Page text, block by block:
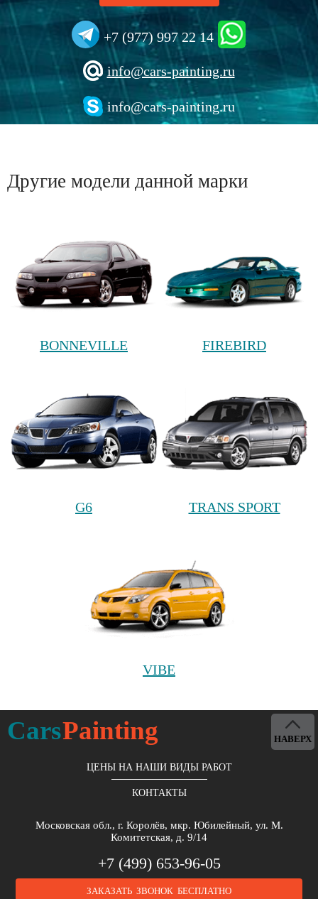
+7 (977) 997 22 14
info@cars-painting.ru
info@cars-painting.ru
Другие модели данной марки
BONNEVILLE FIREBIRD
G6 TRANS SPORT
VIBE
CarsPainting
ЦЕНЫ НА НАШИ ВИДЫ РАБОТ
КОНТАКТЫ
Московская обл., г. Королёв, мкр. Юбилейный, ул. М.
Комитетская, д. 9/14
+7 (499) 653-96-05
ЗАКАЗАТЬ ЗВОНОК БЕСПЛАТНО
НАВЕРХ